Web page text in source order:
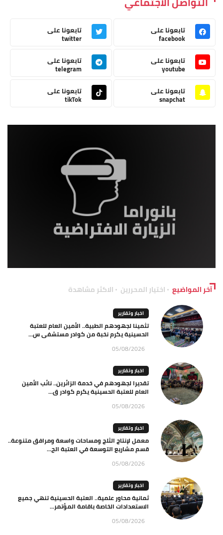
تابعونا على
facebook
تابعونا على
twitter
تابعونا على
youtube
تابعونا على
telegram
تابعونا على
snapchat
تابعونا على
tikTok
آخر المواضيع اختيار المحررين الاكثر مشاهدة
اخبار وتقارير
تثمينا لجهودهم الطبية.. الأمين العام للعتبة
الحسينية يكرم نخبة من كوادر مستشفى س...
05/08/2026
اخبار وتقارير
تقديرا لجهودهم في خدمة الزائرين.. نائب الأمين
العام للعتبة الحسينية يكرم كوادر ق...
05/08/2026
اخبار وتقارير
معمل لإنتاج الثلج ومساحات واسعة ومرافق متنوعة..
قسم مشاريع التوسعة في العتبة الح...
05/08/2026
اخبار وتقارير
ثمانية محاور علمية.. العتبة الحسينية تنهي جميع
الاستعدادات الخاصة باقامة المؤتمر...
05/08/2026